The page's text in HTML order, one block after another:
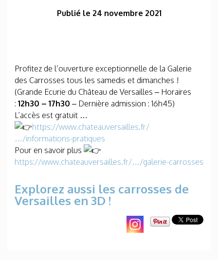
Publié le 24 novembre 2021
Profitez de l’ouverture exceptionnelle de la Galerie
des Carrosses tous les samedis et dimanches !
(Grande Ecurie du Château de Versailles – Horaires
: 12h30 – 17h30 – Dernière admission : 16h45)
L’accès est gratuit …
https://www.chateauversailles.fr/
…/informations-pratiques
Pour en savoir plus
https://www.chateauversailles.fr/…/galerie-carrosses
Explorez aussi les carrosses de
Versailles en 3D !